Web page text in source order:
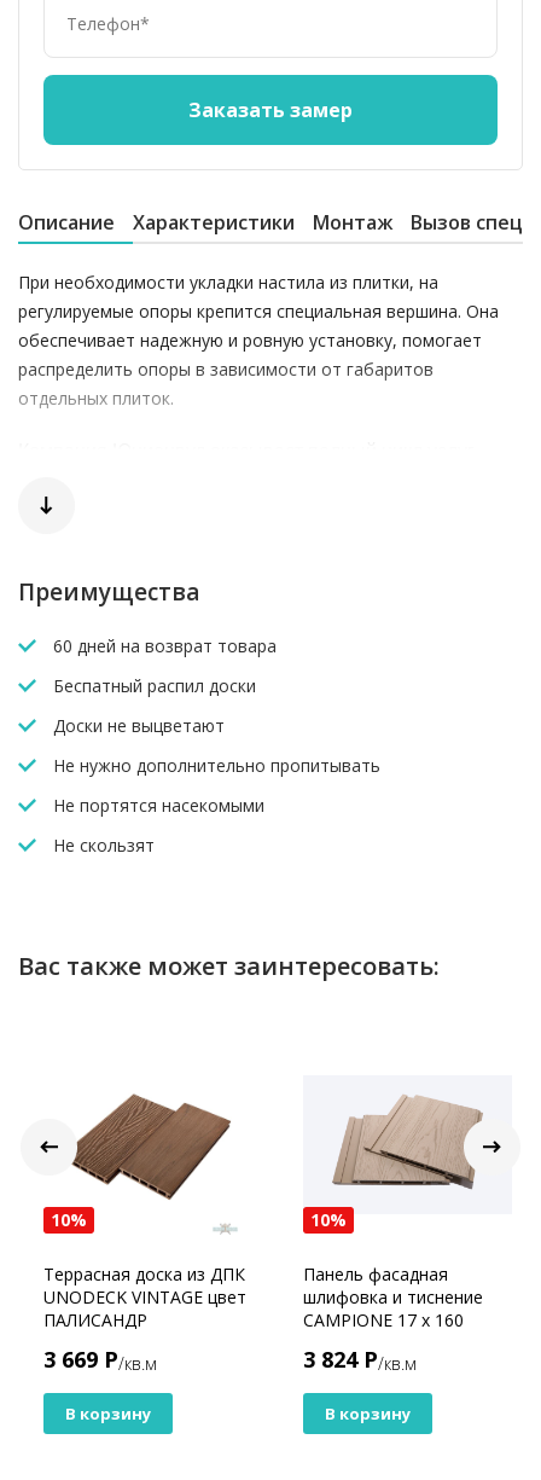
Описание Характеристики Монтаж Вызов
При необходимости укладки настила из плитки, на
регулируемые опоры крепится специальная вершина. Она
обеспечивает надежную и ровную установку, помогает
распределить опоры в зависимости от габаритов
отдельных плиток.
выбранный материал в удобное для Вас время и
или отправить запрос на почту
Преимущества
60 дней на возврат товара
Беспатный распил доски
Доски не выцветают
Не нужно дополнительно пропитывать
Не портятся насекомыми
Не скользят
Вас также может заинтересовать:
10%
Террасная доска из ДПК
UNODECK VINTAGE цвет
ПАЛИСАНДР
3 669 Р/кв.м
В корзину
10%
Панель фасадная
шлифовка и тиснение
CAMPIONE 17 х 160
3 824 Р/кв.м
В корзину